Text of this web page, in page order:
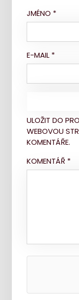
JMÉNO *
E-MAIL *
ULOŽIT DO
WEBOVOU
KOMENTÁŘE.
KOMENTÁŘ *